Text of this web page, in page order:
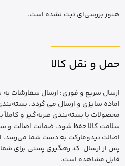
هنوز بررسی‌ای ثبت نشده است.
حمل و نقل کالا
اماده سایزی و ارسال می گردد.
محصولات با بسته‌بندی ضربه‌گیر و
سلامت کالا حفظ شود. ضمانت اصالت و
اصالت نیدومارکت به دست شما می‌رسد.
پس از ارسال، کد رهگیری پستی برای
قابل مشاهده است.